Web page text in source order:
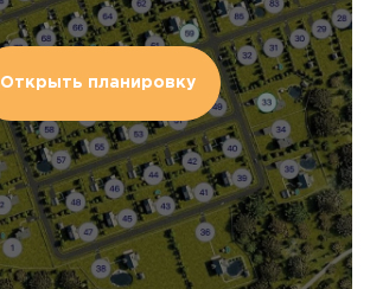
Открыть планировку